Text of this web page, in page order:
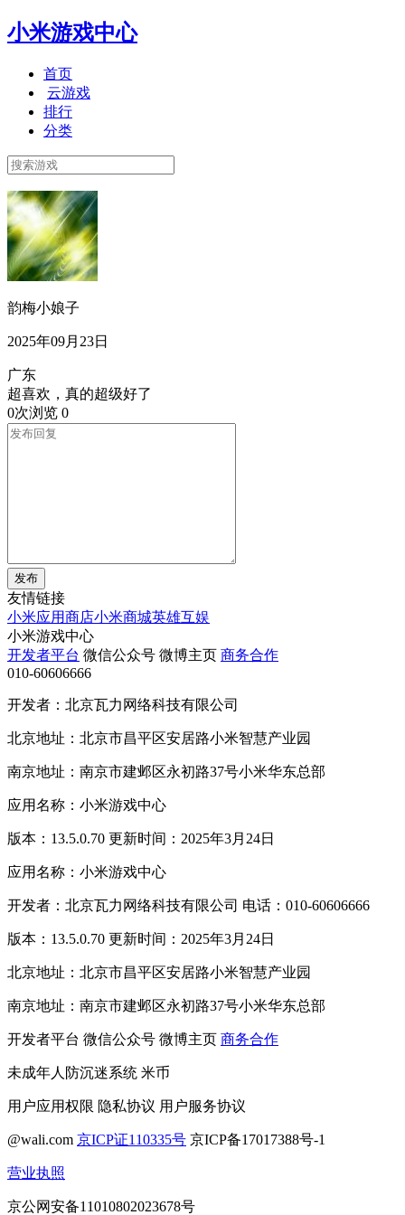
小米游戏中心
首页
云游戏
排行
分类
韵梅小娘子
2025年09月23日
广东
超喜欢，真的超级好了
0次浏览 0
发布
友情链接
小米应用商店小米商城英雄互娱
小米游戏中心
开发者平台 微信公众号 微博主页 商务合作
010-60606666
开发者：北京瓦力网络科技有限公司
北京地址：北京市昌平区安居路小米智慧产业园
南京地址：南京市建邺区永初路37号小米华东总部
应用名称：小米游戏中心
版本：13.5.0.70 更新时间：2025年3月24日
应用名称：小米游戏中心
开发者：北京瓦力网络科技有限公司 电话：010-60606666
版本：13.5.0.70 更新时间：2025年3月24日
北京地址：北京市昌平区安居路小米智慧产业园
南京地址：南京市建邺区永初路37号小米华东总部
开发者平台 微信公众号 微博主页 商务合作
未成年人防沉迷系统 米币
用户应用权限 隐私协议 用户服务协议
@wali.com 京ICP证110335号 京ICP备17017388号-1
营业执照
京公网安备11010802023678号